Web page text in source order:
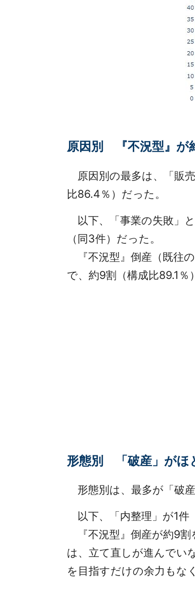
原因別 『不況型』が
原因別の最多は、「販
比86.4％）だった。
以下、「事業の失敗」
（同3件）だった。
『不況型』倒産（既往
で、約9割（構成比89.1％
形態別 「破産」がほ
形態別は、最多が「破
以下、「内整理」が1件
『不況型』倒産が約9割
は、立て直しが進んでい
を目指すだけの余力もな